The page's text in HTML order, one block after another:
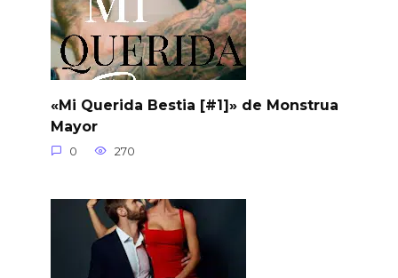
«Mi Querida Bestia [#1]» de Monstrua
Mayor
0 270